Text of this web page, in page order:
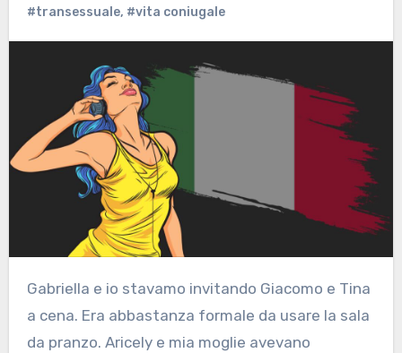
#transessuale, #vita coniugale
Gabriella e io stavamo invitando Giacomo e Tina
a cena. Era abbastanza formale da usare la sala
da pranzo. Aricely e mia moglie avevano